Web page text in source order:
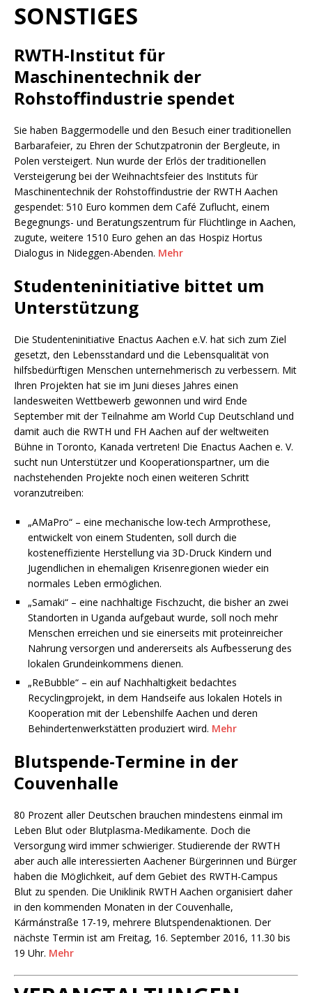
SONSTIGES
RWTH-Institut für
Maschinentechnik der
Rohstoffindustrie spendet
Sie haben Baggermodelle und den Besuch einer traditionellen
Barbarafeier, zu Ehren der Schutzpatronin der Bergleute, in
Polen versteigert. Nun wurde der Erlös der traditionellen
Versteigerung bei der Weihnachtsfeier des Instituts für
Maschinentechnik der Rohstoffindustrie der RWTH Aachen
gespendet: 510 Euro kommen dem Café Zuflucht, einem
Begegnungs- und Beratungszentrum für Flüchtlinge in Aachen,
zugute, weitere 1510 Euro gehen an das Hospiz Hortus
Dialogus in Nideggen-Abenden. Mehr
Studenteninitiative bittet um
Unterstützung
Die Studenteninitiative Enactus Aachen e.V. hat sich zum Ziel
gesetzt, den Lebensstandard und die Lebensqualität von
hilfsbedürftigen Menschen unternehmerisch zu verbessern. Mit
Ihren Projekten hat sie im Juni dieses Jahres einen
landesweiten Wettbewerb gewonnen und wird Ende
September mit der Teilnahme am World Cup Deutschland und
damit auch die RWTH und FH Aachen auf der weltweiten
Bühne in Toronto, Kanada vertreten! Die Enactus Aachen e. V.
sucht nun Unterstützer und Kooperationspartner, um die
nachstehenden Projekte noch einen weiteren Schritt
voranzutreiben:
„AMaPro“ – eine mechanische low-tech Armprothese,
entwickelt von einem Studenten, soll durch die
kosteneffiziente Herstellung via 3D-Druck Kindern und
Jugendlichen in ehemaligen Krisenregionen wieder ein
normales Leben ermöglichen.
„Samaki“ – eine nachhaltige Fischzucht, die bisher an zwei
Standorten in Uganda aufgebaut wurde, soll noch mehr
Menschen erreichen und sie einerseits mit proteinreicher
Nahrung versorgen und andererseits als Aufbesserung des
lokalen Grundeinkommens dienen.
„ReBubble“ – ein auf Nachhaltigkeit bedachtes
Recyclingprojekt, in dem Handseife aus lokalen Hotels in
Kooperation mit der Lebenshilfe Aachen und deren
Behindertenwerkstätten produziert wird. Mehr
Blutspende-Termine in der
Couvenhalle
80 Prozent aller Deutschen brauchen mindestens einmal im
Leben Blut oder Blutplasma-Medikamente. Doch die
Versorgung wird immer schwieriger. Studierende der RWTH
aber auch alle interessierten Aachener Bürgerinnen und Bürger
haben die Möglichkeit, auf dem Gebiet des RWTH-Campus
Blut zu spenden. Die Uniklinik RWTH Aachen organisiert daher
in den kommenden Monaten in der Couvenhalle,
Kármánstraße 17-19, mehrere Blutspendenaktionen. Der
nächste Termin ist am Freitag, 16. September 2016, 11.30 bis
19 Uhr. Mehr